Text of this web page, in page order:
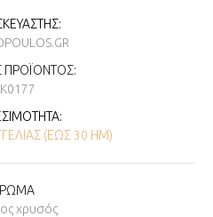
ΠΡΟΪΌΝΤΟΣ:
(ΕΏΣ 30 ΗΜ)
χρυσός